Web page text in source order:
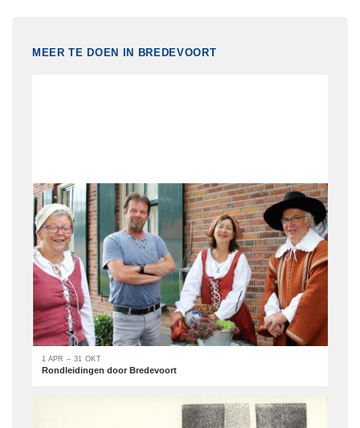
MEER TE DOEN IN BREDEVOORT
1 APR – 31 OKT
Rondleidingen door Bredevoort